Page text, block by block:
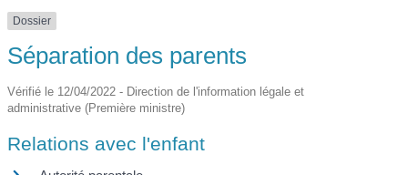
Dossier
Séparation des parents
Vérifié le 12/04/2022 - Direction de l'information légale et
administrative (Première ministre)
Relations avec l'enfant